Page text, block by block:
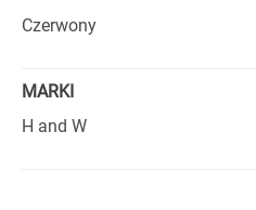
Czerwony
MARKI
H and W